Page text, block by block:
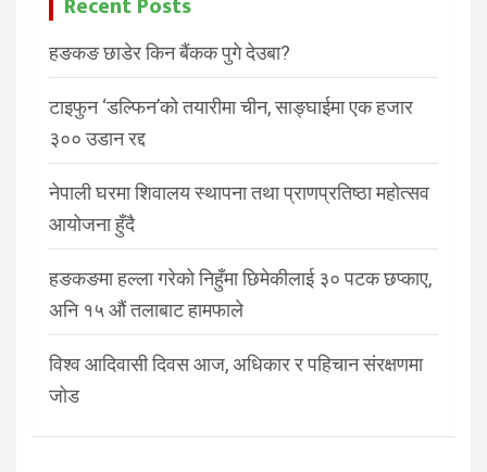
हङकङ छाडेर किन बैंकक पुगे देउबा?
टाइफुन ‘डल्फिन’को तयारीमा चीन, साङ्घाईमा एक हजार
३०० उडान रद्द
नेपाली घरमा शिवालय स्थापना तथा प्राणप्रतिष्ठा महोत्सव
आयोजना हुँदै
हङकङमा हल्ला गरेको निहुँमा छिमेकीलाई ३० पटक छप्काए,
अनि १५ औं तलाबाट हामफाले
विश्व आदिवासी दिवस आज, अधिकार र पहिचान संरक्षणमा
जोड